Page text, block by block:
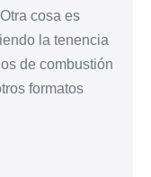
Otra cosa es
la tenencia
de combustión
formatos